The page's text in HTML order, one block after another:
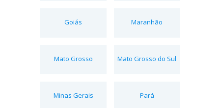
Goiás Maranhão
Mato Grosso Mato Grosso do Sul
Minas Gerais Pará